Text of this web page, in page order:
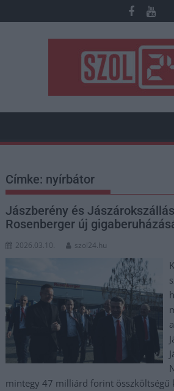
to
Címke: nyírbátor
Jászberény és
Rosenberger új
2026.03.10. szol24.hu
mintegy 47 milliárd forint összköltségű